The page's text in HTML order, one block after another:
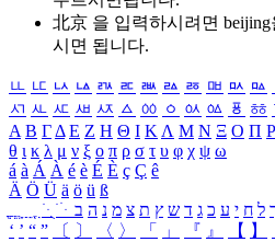
北京 을 입력하시려면 beijing
시면 됩니다.
ㅥ ㅦ ㅧ ㅨ ㅩ ㅪ ㅫ ㅬ ㅭ ㅮ ㅯ ㅰ
ㅺ ㅻ ㅼ ㅽ ㅾ ㅿ ㆀ ㆁ ㆂ ㆃ ㆄ ㆅ
Α Β ΓΔ Ε Ζ Η Θ Ι ΚΛ Μ Ν Ξ Ο Π Ρ
θ ι κ λ μ ν ξ ο π ρ σ τ υ φ χ ψ ω
á à Á À é è É È ç Ç ê
Ä Ö Ü ä ö ü ß
ִֶֹ ֻּ ׁׂ ל ח י ע כ ג ד ש ץ ת צ מ נ ה ב
‘ ’ “ ” 〔 〕 〈 〉 「 」 『 』 【 】